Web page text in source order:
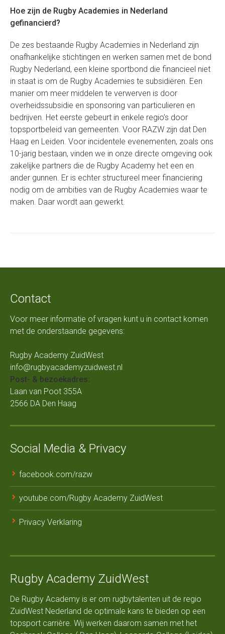
Hoe zijn de Rugby Academies in Nederland
gefinancierd?
De zes bestaande Rugby Academies in Nederland zijn
onafhankelijke stichtingen en werken samen met de bond
Rugby Nederland, een kleine sportbond die financieel niet
in staat is om de Rugby Academies te subsidiëren. Een
manier om meer middelen te verwerven is door
overheidssubsidie en sponsoring van particulieren en
bedrijven. Het eerste gebeurt in enkele regio’s door
topsportbeleid van gemeenten. Voor RAZW zijn dat Den
Haag en Leiden. Voor incidentele evenementen, zoals ons
10-jarig bestaan, vinden we in onze directe omgeving ook
zakelijke partners die de Rugby Academy het een en
ander gunnen. Er is echter structureel meer financiering
nodig om de ambities van de Rugby Academies waar te
maken. Daar wordt aan gewerkt.
Contact
Voor meer informatie of vragen kunt u in contact komen
met de onderstaande gegevens:
Rugby Academy ZuidWest
info@rugbyacademyzuidwest.nl
Post- & bezoekadres:
Laan van Poot 355A
2566 DA Den Haag
Social Media & Privacy
facebook.com/razw
youtube.com/Rugby Academy ZuidWest
Privacy Verklaring
Rugby Academy ZuidWest
De Rugby Academy is er om rugbytalenten uit de regio
ZuidWest Nederland de optimale kans te bieden op een
topsport carrière. Wij werken daarom samen met het